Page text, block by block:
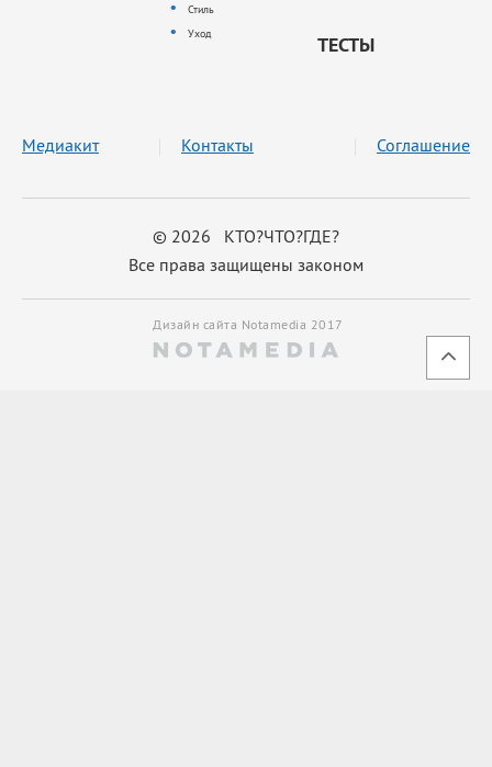
Стиль
Уход
ТЕСТЫ
© 2026 КТО?ЧТО?ГДЕ?
Все права защищены законом
Медиакит Контакты Соглашение
Дизайн сайта Notamedia 2017